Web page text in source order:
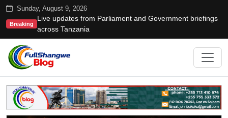
Sunday, August 9, 2026
Breaking
Live updates from Parliament and Government briefings
across Tanzania